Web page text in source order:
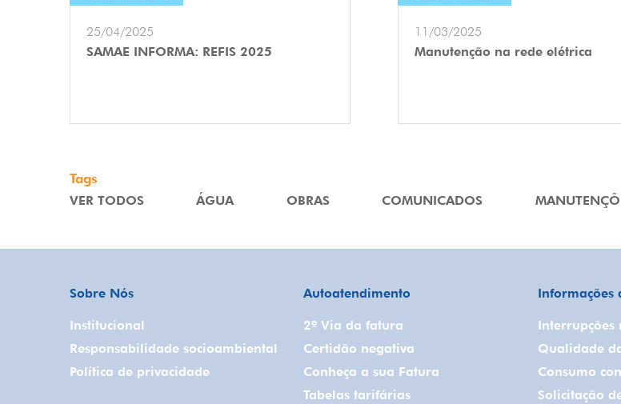
25/04/2025
SAMAE INFORMA: REFIS 2025
11/03/2025
Manutenção na rede elétrica
Tags
VER TODOS ÁGUA OBRAS COMUNICADOS
Sobre Nós
Institucional
Responsabilidade socioambiental
Política de privacidade
Autoatendimento
2º Via da fatura
Certidão negativa
Conheça a sua Fatura
Tabelas tarifárias
Informações
Interrupções
Qualidade
Consumo
Solicitação